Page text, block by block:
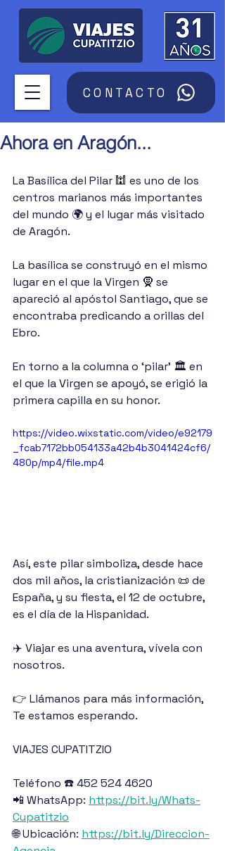
CONTACTO
Ahora en Aragón...
La Basílica del Pilar 🕍 es uno de los
centros marianos más importantes
del mundo 🌍 y el lugar más visitado
de Aragón.
La basílica se construyó en el mismo
lugar en el que la Virgen 🧕 se
apareció al apóstol Santiago, que se
encontraba predicando a orillas del
Ebro.
En torno a la columna o ‘pilar’ 🏛️ en
el que la Virgen se apoyó, se erigió la
primera capilla en su honor.
https://video.wixstatic.com/video/e92179
_fcab7172bb054133a42b4b3041424cf6/
480p/mp4/file.mp4
Así, este pilar simboliza, desde hace
dos mil años, la cristianización 📜 de
España, y su fiesta, el 12 de octubre,
es el día de la Hispanidad.
✈️ Viajar es una aventura, vívela con
nosotros.
👉 Llámanos para más información,
Te estamos esperando.
VIAJES CUPATITZIO
Teléfono ☎️ 452 524 4620
📲 WhatsApp: https://bit.ly/Whats-
Cupatitzio
🌐 Ubicación: https://bit.ly/Direccion-